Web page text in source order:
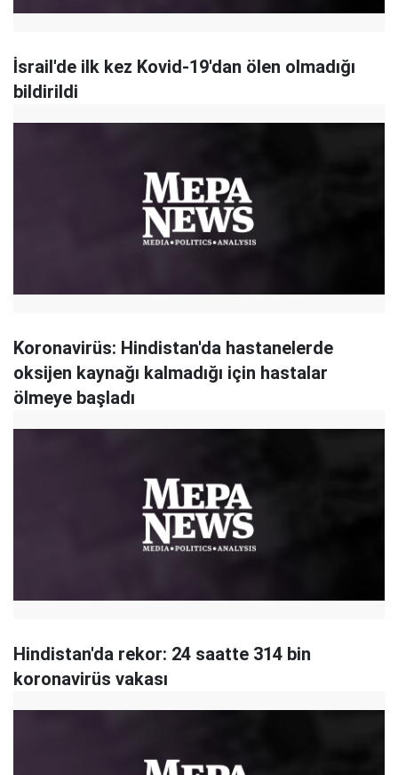
İsrail'de ilk kez Kovid-19'dan ölen olmadığı
bildirildi
Koronavirüs: Hindistan'da hastanelerde
oksijen kaynağı kalmadığı için hastalar
ölmeye başladı
Hindistan'da rekor: 24 saatte 314 bin
koronavirüs vakası